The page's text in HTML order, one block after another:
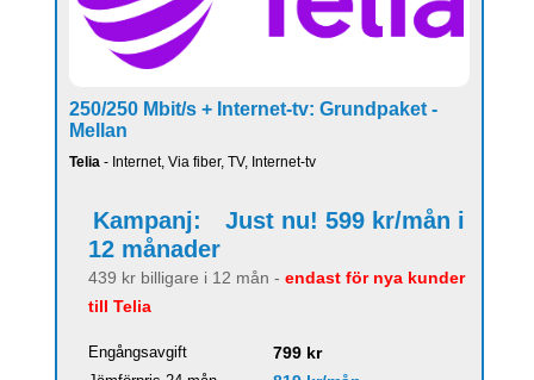
250/250 Mbit/s + Internet-tv: Grundpaket -
Mellan
Telia - Internet, Via fiber, TV, Internet-tv
Kampanj:
Just nu! 599 kr/mån i
12 månader
439 kr billigare i 12 mån - endast för nya kunder
till Telia
Engångsavgift 799 kr